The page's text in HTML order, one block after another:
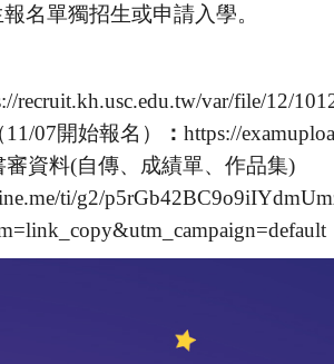
名單獨招生或申請入學。
recruit.kh.usc.edu.tw/var/file/12/
07開始報名）
： https://
審資料(自傳、成績單、作品集)
ti/g2/